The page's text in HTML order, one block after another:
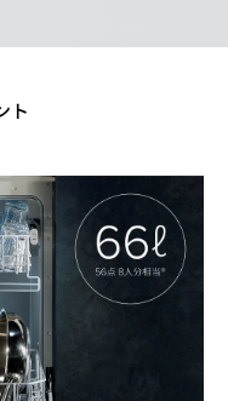
ト